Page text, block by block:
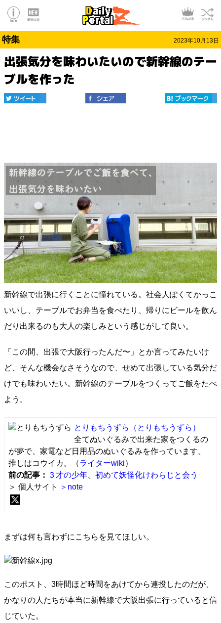
特集 2023年10月13日
出張気分を味わいたいので新幹線のテー
ブルを作った
新幹線で出張に行くことに憧れている。社会人ぽくてかっこ
いいし、テーブルでお弁当を食べたり、帰りにビールを飲ん
だり出来るのも大人の楽しみという感じがして良い。
「この間、出張で大阪行ったんだ〜」とか言ってみたいけ
ど、そんな機会なさそうなので、せめて出張している気分だ
けでも味わいたい。新幹線のテーブルをつくってご飯をたべ
よう。
とりもちうずら
（とりもちうずら）
全てぬいぐるみで出来た家をつくるの
が夢で、家電など日用品のぬいぐるみを作っています。
推しはコウイカ。（ライターwiki）
前の記事： ３才の少年、初めて妖怪化けわらじと会う
＞ 個人サイト
＞note
まずは何も言わずにこちらを見てほしい。
このポスト、3時間ほど時間をあけてから連投したのだが、
かなりの人たちが本当に新幹線で大阪出張に行っていると信
じていた。